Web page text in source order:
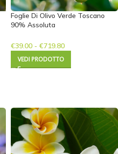
Foglie Di Olivo Verde Toscano
90% Assoluta
€39.00 - €719.80
VEDI PRODOTTO